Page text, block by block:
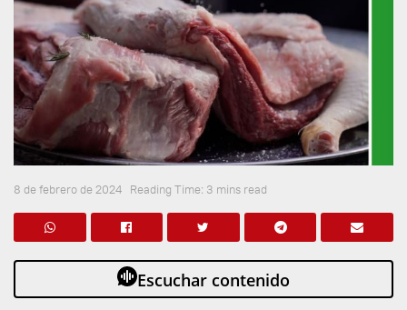
8 de febrero de 2024 Reading Time: 3 mins read
Escuchar contenido